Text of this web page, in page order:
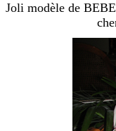
Joli modèle de